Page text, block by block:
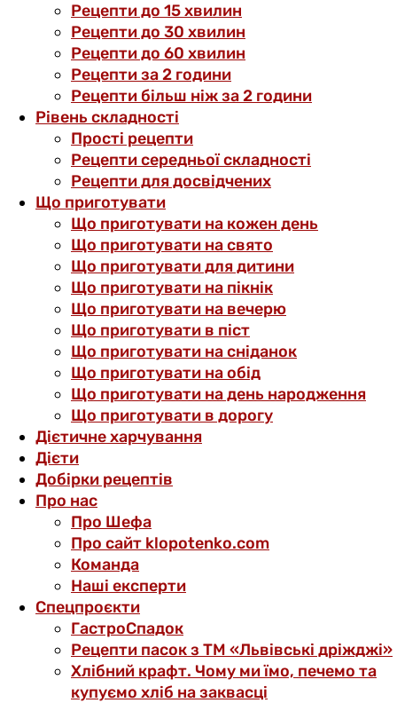
Рецепти до 15 хвилин
Рецепти до 30 хвилин
Рецепти до 60 хвилин
Рецепти за 2 години
Рецепти більш ніж за 2 години
Рівень складності
Прості рецепти
Рецепти середньої складності
Рецепти для досвідчених
Що приготувати
Що приготувати на кожен день
Що приготувати на свято
Що приготувати для дитини
Що приготувати на пікнік
Що приготувати на вечерю
Що приготувати в піст
Що приготувати на сніданок
Що приготувати на обід
Що приготувати на день народження
Що приготувати в дорогу
Дієтичне харчування
Дієти
Добірки рецептів
Про нас
Про Шефа
Про сайт klopotenko.com
Команда
Наші експерти
Спецпроєкти
ГастроСпадок
Рецепти пасок з ТМ «Львівські дріжджі»
Хлібний крафт. Чому ми їмо, печемо та
купуємо хліб на заквасці